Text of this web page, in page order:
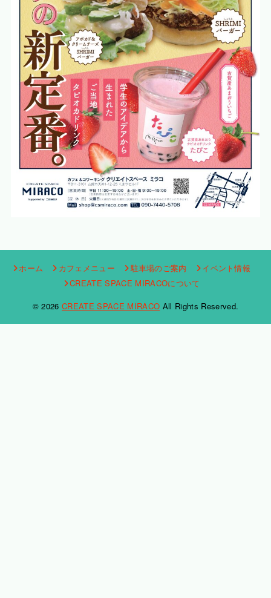
ホーム カフェメニュー 駐車場のご案内
イベント情報
CREATE SPACE MIRACOについて
© 2026CREATE SPACE MIRACO All Rights Reserved.